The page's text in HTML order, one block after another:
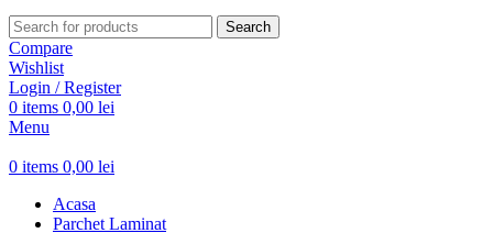
Search
Compare
Wishlist
Login / Register
0 items 0,00 lei
Menu
0 items 0,00 lei
Acasa
Parchet Laminat